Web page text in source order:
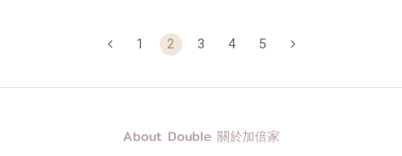
1 2 3 4 5
About Double 關於加倍家